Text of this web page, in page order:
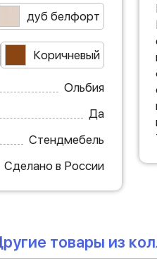
дуб белфорт
Коричневый
Ольбия
Да
Стендмебель
Сделано в России
товары из